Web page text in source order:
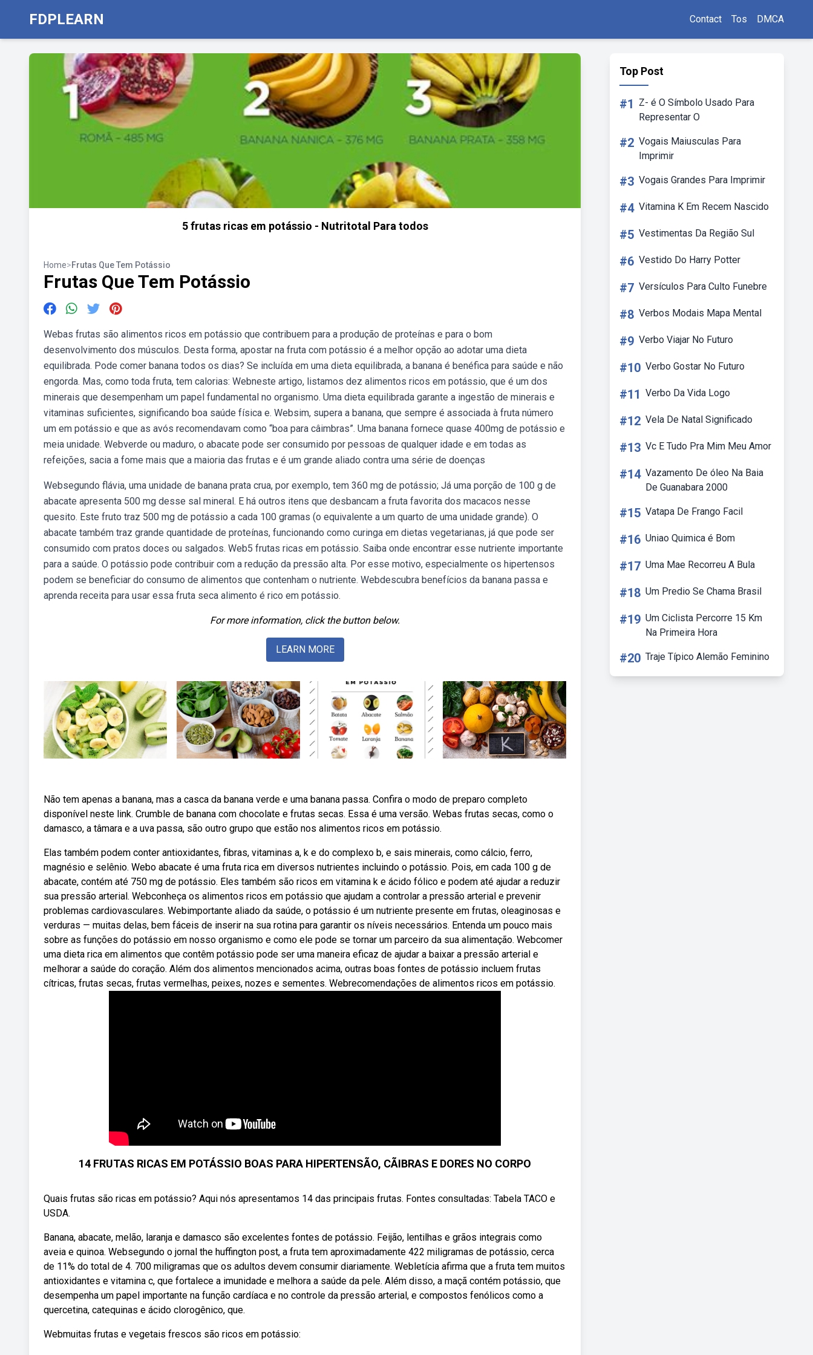
FDPLEARN Contact Tos DMCA
5 frutas ricas em potássio - Nutritotal Para todos
Home>Frutas Que Tem Potássio
Frutas Que Tem Potássio
Webas frutas são alimentos ricos em potássio que contribuem para a produção de proteínas e para o bom
desenvolvimento dos músculos. Desta forma, apostar na fruta com potássio é a melhor opção ao adotar uma dieta
equilibrada. Pode comer banana todos os dias? Se incluída em uma dieta equilibrada, a banana é benéfica para saúde e não
engorda. Mas, como toda fruta, tem calorias: Webneste artigo, listamos dez alimentos ricos em potássio, que é um dos
minerais que desempenham um papel fundamental no organismo. Uma dieta equilibrada garante a ingestão de minerais e
vitaminas suficientes, significando boa saúde física e. Websim, supera a banana, que sempre é associada à fruta número
um em potássio e que as avós recomendavam como “boa para câimbras”. Uma banana fornece quase 400mg de potássio e
meia unidade. Webverde ou maduro, o abacate pode ser consumido por pessoas de qualquer idade e em todas as
refeições, sacia a fome mais que a maioria das frutas e é um grande aliado contra uma série de doenças
Websegundo flávia, uma unidade de banana prata crua, por exemplo, tem 360 mg de potássio; Já uma porção de 100 g de
abacate apresenta 500 mg desse sal mineral. E há outros itens que desbancam a fruta favorita dos macacos nesse
quesito. Este fruto traz 500 mg de potássio a cada 100 gramas (o equivalente a um quarto de uma unidade grande). O
abacate também traz grande quantidade de proteínas, funcionando como curinga em dietas vegetarianas, já que pode ser
consumido com pratos doces ou salgados. Web5 frutas ricas em potássio. Saiba onde encontrar esse nutriente importante
para a saúde. O potássio pode contribuir com a redução da pressão alta. Por esse motivo, especialmente os hipertensos
podem se beneficiar do consumo de alimentos que contenham o nutriente. Webdescubra benefícios da banana passa e
aprenda receita para usar essa fruta seca alimento é rico em potássio.
For more information, click the button below.
LEARN MORE
Não tem apenas a banana, mas a casca da banana verde e uma banana passa. Confira o modo de preparo completo
disponível neste link. Crumble de banana com chocolate e frutas secas. Essa é uma versão. Webas frutas secas, como o
damasco, a tâmara e a uva passa, são outro grupo que estão nos alimentos ricos em potássio.
Elas também podem conter antioxidantes, fibras, vitaminas a, k e do complexo b, e sais minerais, como cálcio, ferro,
magnésio e selênio. Webo abacate é uma fruta rica em diversos nutrientes incluindo o potássio. Pois, em cada 100 g de
abacate, contém até 750 mg de potássio. Eles também são ricos em vitamina k e ácido fólico e podem até ajudar a reduzir
sua pressão arterial. Webconheça os alimentos ricos em potássio que ajudam a controlar a pressão arterial e prevenir
problemas cardiovasculares. Webimportante aliado da saúde, o potássio é um nutriente presente em frutas, oleaginosas e
verduras — muitas delas, bem fáceis de inserir na sua rotina para garantir os níveis necessários. Entenda um pouco mais
sobre as funções do potássio em nosso organismo e como ele pode se tornar um parceiro da sua alimentação. Webcomer
uma dieta rica em alimentos que contêm potássio pode ser uma maneira eficaz de ajudar a baixar a pressão arterial e
melhorar a saúde do coração. Além dos alimentos mencionados acima, outras boas fontes de potássio incluem frutas
cítricas, frutas secas, frutas vermelhas, peixes, nozes e sementes. Webrecomendações de alimentos ricos em potássio.
14 FRUTAS RICAS EM POTÁSSIO BOAS PARA HIPERTENSÃO, CÃIBRAS E DORES NO CORPO
Quais frutas são ricas em potássio? Aqui nós apresentamos 14 das principais frutas. Fontes consultadas: Tabela TACO e
USDA.
Banana, abacate, melão, laranja e damasco são excelentes fontes de potássio. Feijão, lentilhas e grãos integrais como
aveia e quinoa. Websegundo o jornal the huffington post, a fruta tem aproximadamente 422 miligramas de potássio, cerca
de 11% do total de 4. 700 miligramas que os adultos devem consumir diariamente. Webletícia afirma que a fruta tem muitos
antioxidantes e vitamina c, que fortalece a imunidade e melhora a saúde da pele. Além disso, a maçã contém potássio, que
desempenha um papel importante na função cardíaca e no controle da pressão arterial, e compostos fenólicos como a
quercetina, catequinas e ácido clorogênico, que.
Webmuitas frutas e vegetais frescos são ricos em potássio:
Top Post
#1
Z- é O Símbolo Usado Para
Representar O
#2 Vogais Maiusculas Para
Imprimir
#3 Vogais Grandes Para Imprimir
#4 Vitamina K Em Recem Nascido
#5 Vestimentas Da Região Sul
#6 Vestido Do Harry Potter
#7 Versículos Para Culto Funebre
#8 Verbos Modais Mapa Mental
#9 Verbo Viajar No Futuro
#10 Verbo Gostar No Futuro
#11 Verbo Da Vida Logo
#12 Vela De Natal Significado
#13 Vc E Tudo Pra Mim Meu Amor
#14 Vazamento De óleo Na Baia
De Guanabara 2000
#15 Vatapa De Frango Facil
#16 Uniao Quimica é Bom
#17 Uma Mae Recorreu A Bula
#18 Um Predio Se Chama Brasil
#19 Um Ciclista Percorre 15 Km
Na Primeira Hora
#20 Traje Típico Alemão Feminino